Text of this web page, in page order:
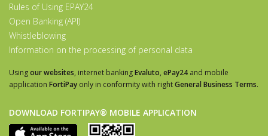
Rules of Using EPAY24
Open Banking (API)
Whistleblowing
Information on the processing of personal data
Usingour websites, internet bankingEvaluto, ePay24 and mobile
application FortiPay only in conformity with rightGeneral Business Terms.
DOWNLOAD FORTIPAY® MOBILE APPLICATION